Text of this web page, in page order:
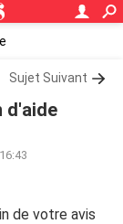
Sujet Suivant
d'aide
de votre avis